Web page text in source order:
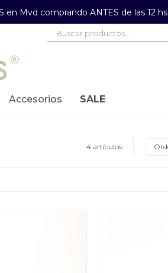
en Mvd comprando ANTES de las 12 hs
accesorios SALE
4 artículos